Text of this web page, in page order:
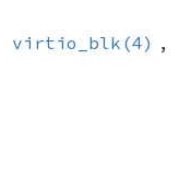
virtio_blk(4) ,